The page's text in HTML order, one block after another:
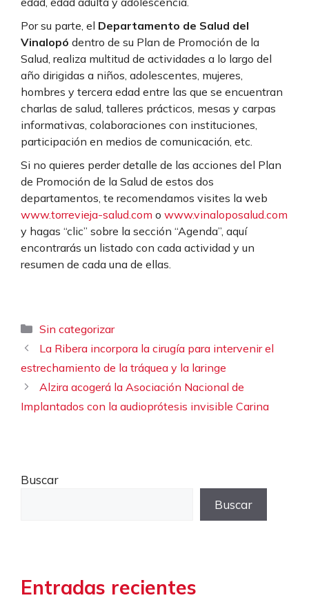
Por su parte, el Departamento de Salud del
Vinalopó dentro de su Plan de Promoción de la
Salud, realiza multitud de actividades a lo largo del
año dirigidas a niños, adolescentes, mujeres,
hombres y tercera edad entre las que se encuentran
charlas de salud, talleres prácticos, mesas y carpas
informativas, colaboraciones con instituciones,
participación en medios de comunicación, etc.
Si no quieres perder detalle de las acciones del Plan
de Promoción de la Salud de estos dos
departamentos, te recomendamos visites la web
www.torrevieja-salud.com o www.vinaloposalud.com
y hagas “clic” sobre la sección “Agenda”, aquí
encontrarás un listado con cada actividad y un
resumen de cada una de ellas.
Categorías
Sin categorizar
La Ribera incorpora la cirugía para intervenir el
estrechamiento de la tráquea y la laringe
Alzira acogerá la Asociación Nacional de
Implantados con la audioprótesis invisible Carina
Buscar
Buscar
Entradas recientes